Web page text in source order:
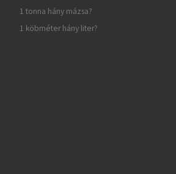
1 tonna hány mázsa?
1 köbméter hány liter?